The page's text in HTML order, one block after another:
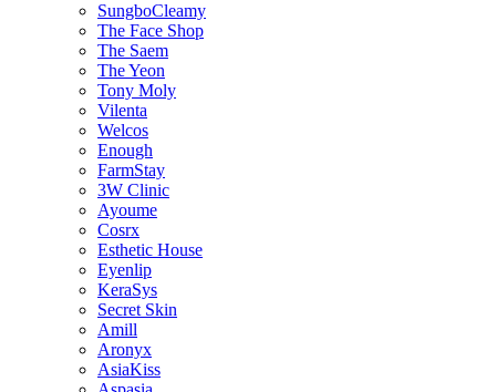
SungboCleamy
The Face Shop
The Saem
The Yeon
Tony Moly
Vilenta
Welcos
Enough
FarmStay
3W Clinic
Ayoume
Cosrx
Esthetic House
Eyenlip
KeraSys
Secret Skin
Amill
Aronyx
AsiaKiss